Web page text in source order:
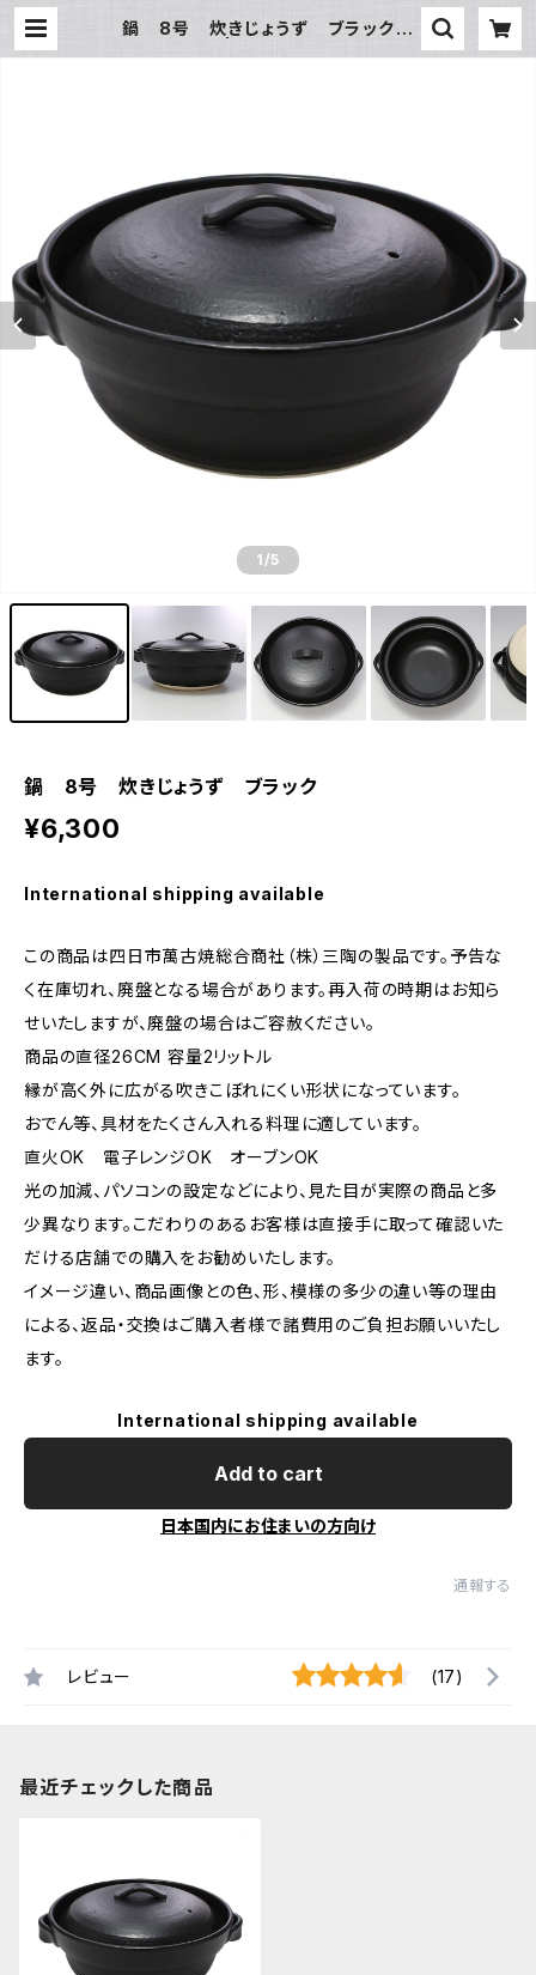
鍋 8号 炊きじょうず ブラック
1 /5
鍋 8号 炊きじょうず ブラック
¥6,300
International shipping available
この商品は四日市萬古焼総合商社（株）三陶の製品です。予告な
く在庫切れ、廃盤となる場合があります。再入荷の時期はお知ら
せいたしますが、廃盤の場合はご容赦ください。
商品の直径26CM 容量2リットル
縁が高く外に広がる吹きこぼれにくい形状になっています。
おでん等、具材をたくさん入れる料理に適しています。
直火OK 電子レンジOK オーブンOK
光の加減、パソコンの設定などにより、見た目が実際の商品と多
少異なります。こだわりのあるお客様は直接手に取って確認いた
だける店舗での購入をお勧めいたします。
イメージ違い、商品画像との色、形、模様の多少の違い等の理由
による、返品・交換はご購入者様で諸費用のご負担お願いいたし
ます。
International shipping available
Add to cart
日本国内にお住まいの方向け
通報する
レビュー (17)
最近チェックした商品